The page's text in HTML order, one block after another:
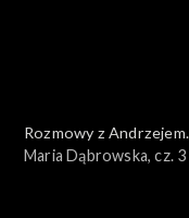
Rozmowy z Andrzejem
Doboszem
Maria Dąbrowska, cz. 3